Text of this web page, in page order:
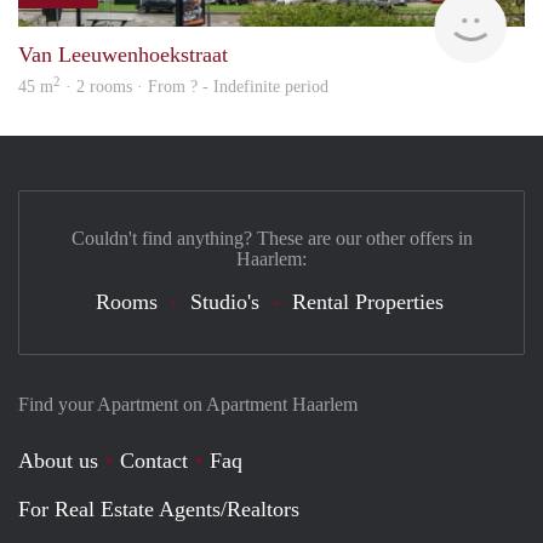
Van Leeuwenhoekstraat
45 m2 · 2 rooms · From ? - Indefinite period
Find your Apartment on Apartment Haarlem
About us Contact
Faq
For Real Estate Agents/Realtors
Couldn't find anything? These are our other offers in
Haarlem:
Rooms Studio's Rental Properties